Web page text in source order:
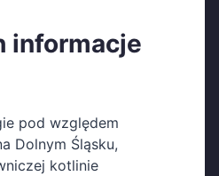
informacje
pod względem
Dolnym Śląsku,
kotlinie